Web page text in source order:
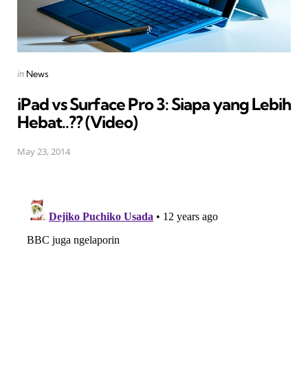
Posted
in News
iPad vs Surface Pro 3: Siapa yang Lebih
Hebat..?? (Video)
May 23, 2014